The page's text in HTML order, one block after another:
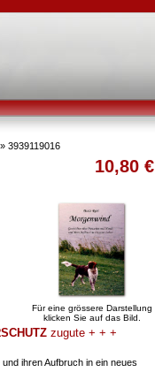
» 3939119016
10,80 €
Für eine grössere Darstellung
klicken Sie auf das Bild.
zugute + + +
ihren Aufbruch in ein neues